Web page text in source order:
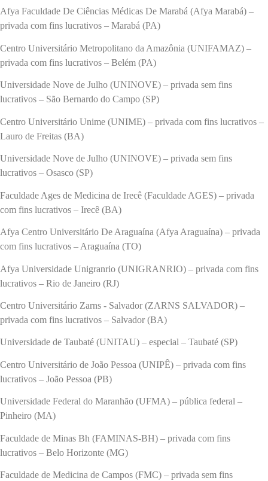
Afya Faculdade De Ciências Médicas De Marabá (Afya Marabá) –
privada com fins lucrativos – Marabá (PA)
Centro Universitário Metropolitano da Amazônia (UNIFAMAZ) –
privada com fins lucrativos – Belém (PA)
Universidade Nove de Julho (UNINOVE) – privada sem fins
lucrativos – São Bernardo do Campo (SP)
Centro Universitário Unime (UNIME) – privada com fins lucrativos –
Lauro de Freitas (BA)
Universidade Nove de Julho (UNINOVE) – privada sem fins
lucrativos – Osasco (SP)
Faculdade Ages de Medicina de Irecê (Faculdade AGES) – privada
com fins lucrativos – Irecê (BA)
Afya Centro Universitário De Araguaína (Afya Araguaína) – privada
com fins lucrativos – Araguaína (TO)
Afya Universidade Unigranrio (UNIGRANRIO) – privada com fins
lucrativos – Rio de Janeiro (RJ)
Centro Universitário Zarns - Salvador (ZARNS SALVADOR) –
privada com fins lucrativos – Salvador (BA)
Universidade de Taubaté (UNITAU) – especial – Taubaté (SP)
Centro Universitário de João Pessoa (UNIPÊ) – privada com fins
lucrativos – João Pessoa (PB)
Universidade Federal do Maranhão (UFMA) – pública federal –
Pinheiro (MA)
Faculdade de Minas Bh (FAMINAS-BH) – privada com fins
lucrativos – Belo Horizonte (MG)
Faculdade de Medicina de Campos (FMC) – privada sem fins